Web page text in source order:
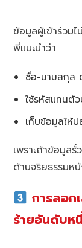
ข้อมูลผู้เข้าร่วมไ
พี่แนะนำว่า
ชื่อ-นามสกุล
ใช้รหัสแทนตั
เก็บข้อมูลให้
เพราะถ้าข้อมูล
ด้านจริยธรรมห
การลอ
ร้ายอันดับห